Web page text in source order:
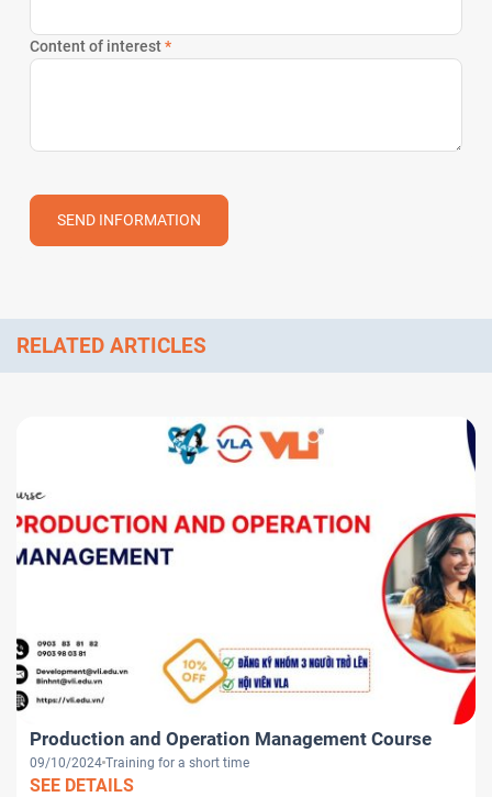
Content of interest*
SEND INFORMATION
RELATED ARTICLES
Production and Operation Management Course
09/10/2024 Training for a short time
SEE DETAILS